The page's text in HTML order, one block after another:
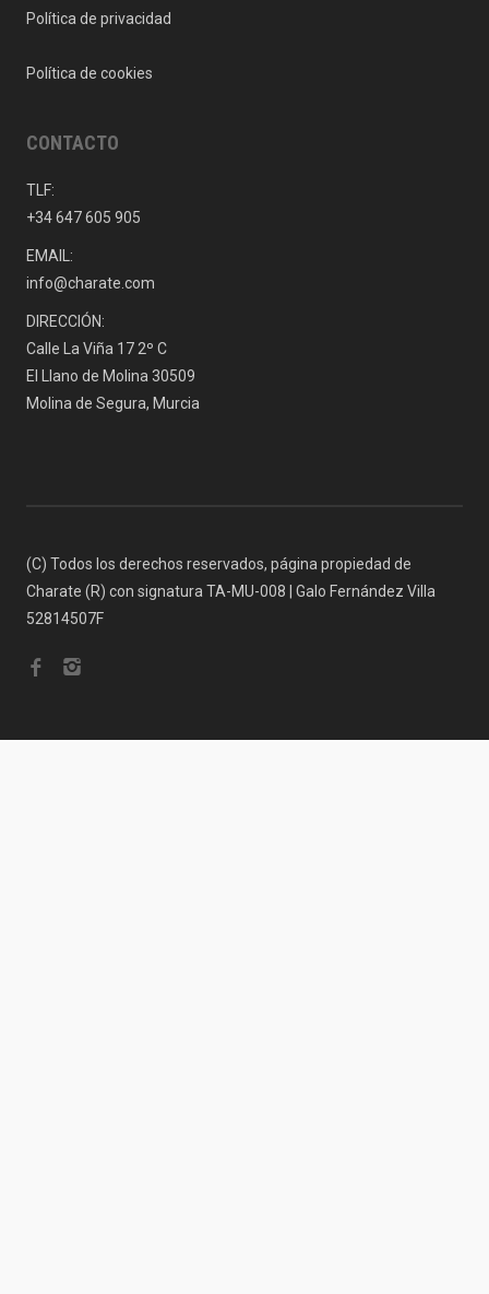
Política de privacidad
Política de cookies
CONTACTO
TLF:
+34 647 605 905
EMAIL:
info@charate.com
DIRECCIÓN:
Calle La Viña 17 2º C
El Llano de Molina 30509
Molina de Segura, Murcia
(C) Todos los derechos reservados, página propiedad de
Charate (R) con signatura TA-MU-008 | Galo Fernández Villa
52814507F